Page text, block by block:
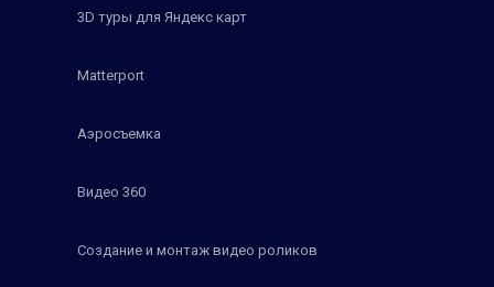
3D туры для Яндекс карт
Matterport
Аэросъемка
Видео 360
Создание и монтаж видео роликов